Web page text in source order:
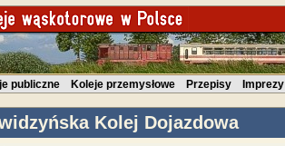
publiczne Koleje przemysłowe Przepisy Imprezy
Kolej Dojazdowa